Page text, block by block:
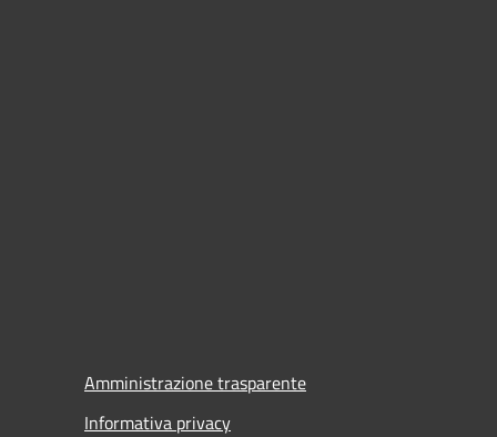
Amministrazione trasparente
Informativa privacy